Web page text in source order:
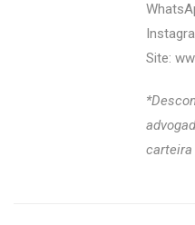
Site:
carteira